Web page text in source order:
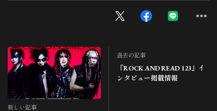
新しい記事
過去の記事
『ROCK AND READ 123』イ
ンタビュー掲載情報